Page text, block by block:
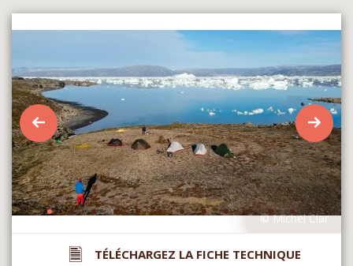
TÉLÉCHARGEZ LA FICHE TECHNIQUE